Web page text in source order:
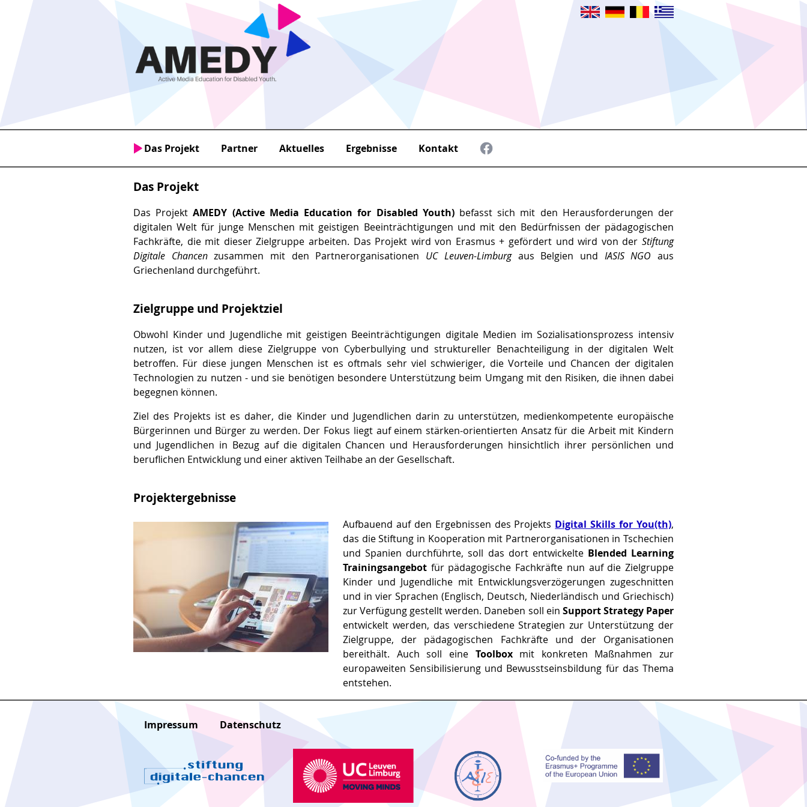
Das Projekt Partner Aktuelles Ergebnisse Kontakt
Das Projekt
Das ProjektAMEDY (Active Media Education for Disabled Youth)befasst sich mit den Herausforderungen der
digitalen Welt für junge Menschen mit geistigen Beeinträchtigungen und mit den Bedürfnissen der pädagogischen
Fachkräfte, die mit dieser Zielgruppe arbeiten. Das Projekt wird von Erasmus + gefördert und wird von der Stiftung
Digitale Chancenzusammen mit den Partnerorganisationen UC Leuven-Limburgaus Belgien und IASIS NGO aus
Griechenland durchgeführt.
Zielgruppe und Projektziel
Obwohl Kinder und Jugendliche mit geistigen Beeinträchtigungen digitale Medien im Sozialisationsprozess intensiv
nutzen, ist vor allem diese Zielgruppe von Cyberbullying und struktureller Benachteiligung in der digitalen Welt
betroffen. Für diese jungen Menschen ist es oftmals sehr viel schwieriger, die Vorteile und Chancen der digitalen
Technologien zu nutzen - und sie benötigen besondere Unterstützung beim Umgang mit den Risiken, die ihnen dabei
begegnen können.
Ziel des Projekts ist es daher, die Kinder und Jugendlichen darin zu unterstützen, medienkompetente europäische
Bürgerinnen und Bürger zu werden. Der Fokus liegt auf einem stärken-orientierten Ansatz für die Arbeit mit Kindern
und Jugendlichen in Bezug auf die digitalen Chancen und Herausforderungen hinsichtlich ihrer persönlichen und
beruflichen Entwicklung und einer aktiven Teilhabe an der Gesellschaft.
Projektergebnisse
Aufbauend auf den Ergebnissen des Projekts Digital Skills for You(th),
das die Stiftung in Kooperation mit Partnerorganisationen in Tschechien
und Spanien durchführte, soll das dort entwickelte Blended Learning
Trainingsangebot für pädagogische Fachkräfte nun auf die Zielgruppe
Kinder und Jugendliche mit Entwicklungsverzögerungen zugeschnitten
und in vier Sprachen (Englisch, Deutsch, Niederländisch und Griechisch)
zur Verfügung gestellt werden. Daneben soll ein Support Strategy Paper
entwickelt werden, das verschiedene Strategien zur Unterstützung der
Zielgruppe, der pädagogischen Fachkräfte und der Organisationen
bereithält. Auch soll eine Toolboxmit konkreten Maßnahmen zur
europaweiten Sensibilisierung und Bewusstseinsbildung für das Thema
entstehen.
Impressum Datenschutz